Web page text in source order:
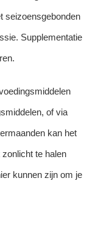
seizoensgebonden
Supplementatie
of via
kan het
te halen
kunnen zijn om je